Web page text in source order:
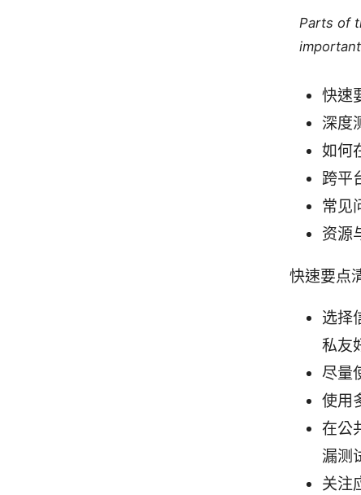
Parts of
快速
深度
如何
跨平
常见
资源
快速要点
选择
私友
尽量
使用
在公
漏测
关注